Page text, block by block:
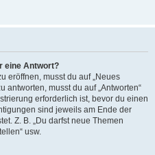
eine Antwort?
eröffnen, musst du auf „Neues
antworten, musst du auf „Antworten“
erforderlich ist, bevor du einen
sind jeweils am Ende der
Z. B. „Du darfst neue Themen
usw.